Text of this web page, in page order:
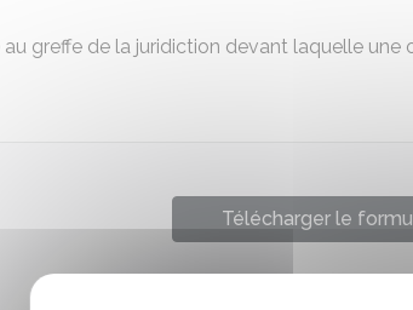
greffe de la juridiction devant laquelle
Télécharger le